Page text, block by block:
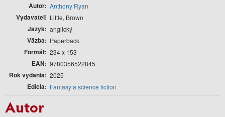
Autor Anthony Ryan
Vydavateľ Little, Brown
Jazyk anglický
Väzba Paperback
Formát 234 x 153
EAN 9780356522845
Rok vydania 2025
Edícia Fantasy a science fiction
Autor